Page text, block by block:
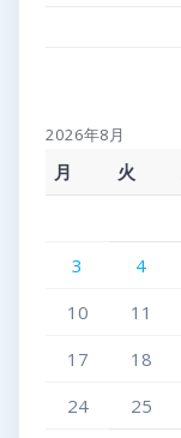
2026年8月
月 火
3
4
10
11
17
18
24
25